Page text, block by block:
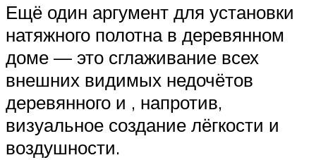
Ещё один аргумент для установки
натяжного полотна в деревянном
доме — это сглаживание всех
внешних видимых недочётов
деревянного и , напротив,
визуальное создание лёгкости и
воздушности.